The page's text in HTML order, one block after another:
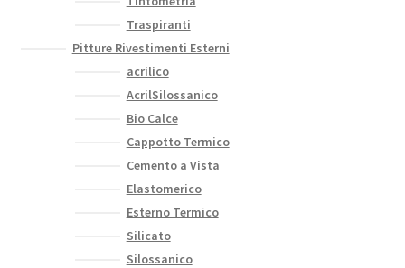
Traspiranti
Pitture Rivestimenti Esterni
acrilico
AcrilSilossanico
Bio Calce
Cappotto Termico
Cemento a Vista
Elastomerico
Esterno Termico
Silicato
Silossanico